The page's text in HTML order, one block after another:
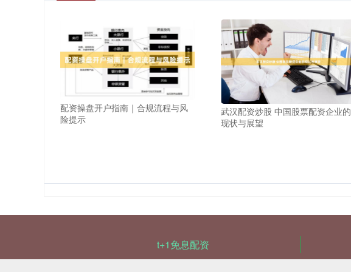
配资操盘开户指南｜合规流程与风
险提示
武汉配资炒股 中国股票配资企业的
现状与展望
t+1免息配资